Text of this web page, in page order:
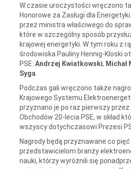
W czasie uroczystości wręczono
Honorowe za Zasługi dla
przez ministra właściwego do
które w szczególny sposób
krajowej energetyki. W tym roku z
środowiska Pauliny Hennig-Kloski
PSE: Andrzej Kwiatkowski, Michał
Syga
Podczas gali wręczono także
Krajowego Systemu
przyznano je po raz pierwszy przez
Obchodów 20-lecia PSE, w skład
wszyscy dotychczasowi Prezesi
Nagrody będą przyznawane co
przedstawicielom branży
nauki, którzy wyróżnili się